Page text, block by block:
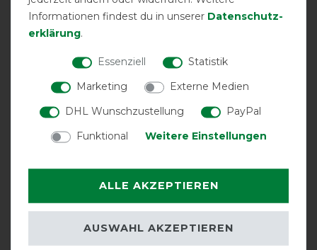
Informationen findest du in unserer Daten­schutz­
erklärung.
Essenziell
Statistik
Marketing
Externe Medien
DHL Wunschzustellung
PayPal
Funktional
Weitere Einstellungen
ALLE AKZEPTIEREN
AUSWAHL AKZEPTIEREN